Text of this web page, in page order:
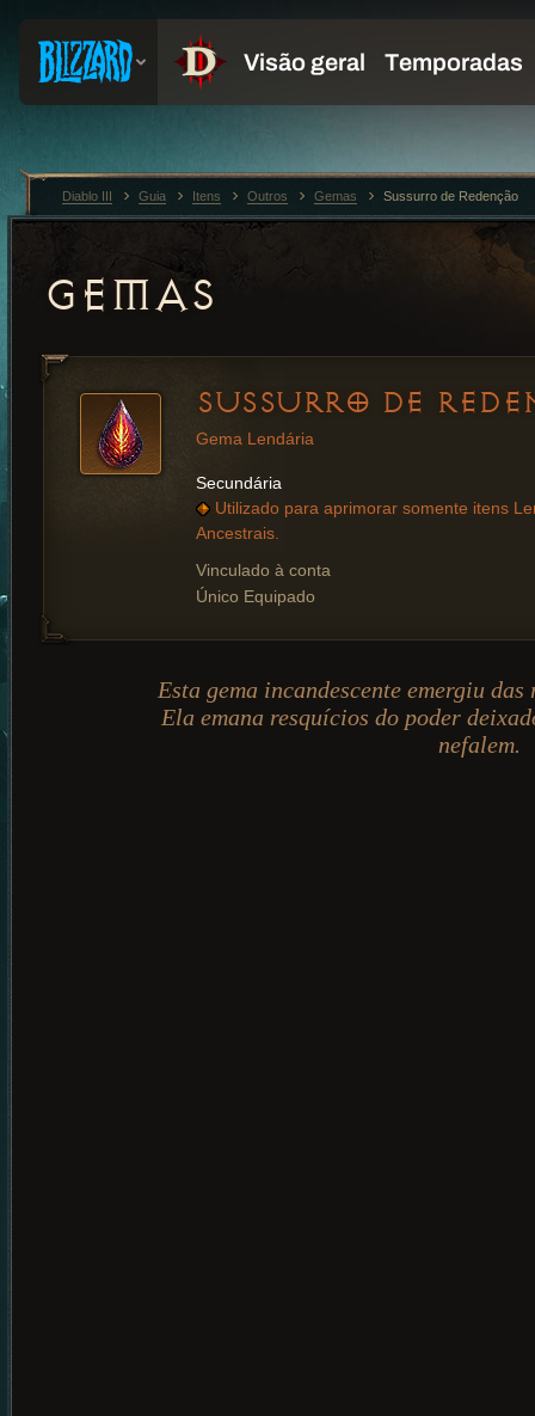
GEMAS
SUSSURRO DE
Gema Lendária
Secundária
Utilizado para aprimorar somente itens
Ancestrais.
Vinculado à conta
Único Equipado
Esta gema incandescente emergiu
Ela emana resquícios do poder
nefalem.
Diablo III Guia Itens Outros Gemas Sussurro de Redenção